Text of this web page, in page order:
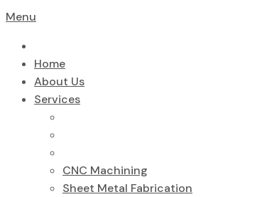
Menu
Home
About Us
Services
CNC Machining
Sheet Metal Fabrication